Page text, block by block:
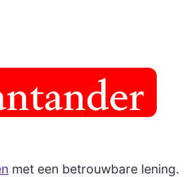
met een betrouwbare lening.